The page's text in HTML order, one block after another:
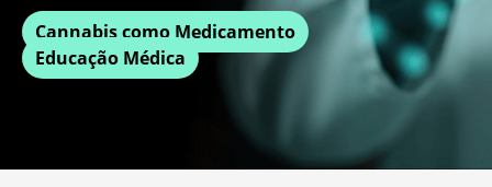
Cannabis como Medicamento
Educação Médica